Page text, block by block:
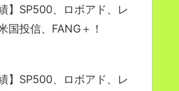
】SP500、ロボアド、レ
国投信、FANG＋！
】SP500、ロボアド、レ